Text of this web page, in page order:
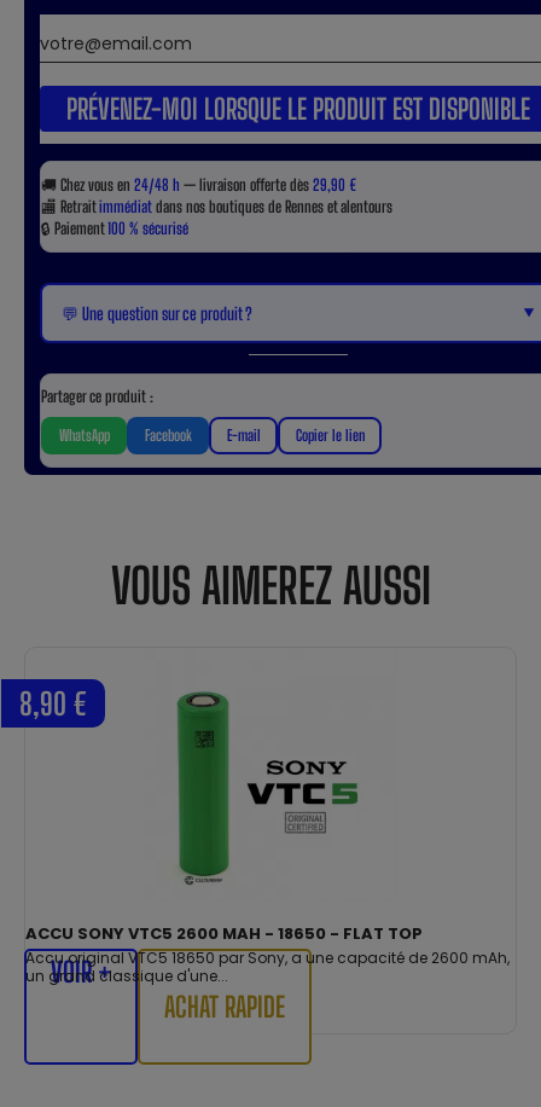
PRÉVENEZ-MOI LORSQUE LE PRODUIT EST DISPONIBLE
🚚 Chez vous en 24/48 h — livraison offerte dès29,90 €
🏬 Retraitimmédiatdans nos boutiques de Rennes et alentours
🔒 Paiement100 % sécurisé
💬 Une question sur ce produit ? ▼
Partager ce produit :
WhatsApp Facebook E-mail Copier le lien
VOUS AIMEREZ AUSSI
ACCU SONY VTC5 2600 MAH - 18650 - FLAT TOP
Accu original VTC5 18650 par Sony, a une capacité de 2600 mAh,
un grand classique d'une...
8,90 €
VOIR +
ACHAT RAPIDE